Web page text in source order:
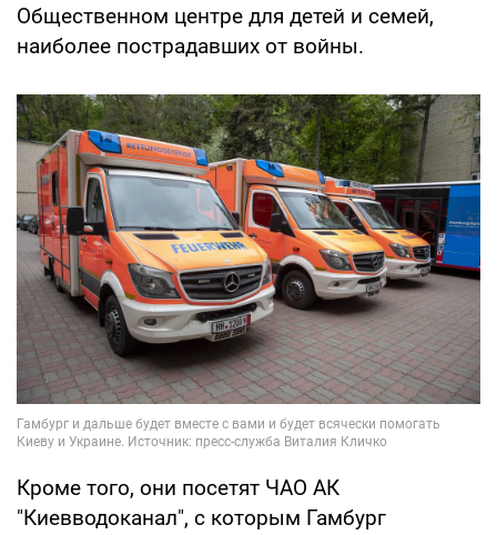
Общественном центре для детей и семей,
наиболее пострадавших от войны.
Кроме того, они посетят ЧАО АК
"Киевводоканал", с которым Гамбург